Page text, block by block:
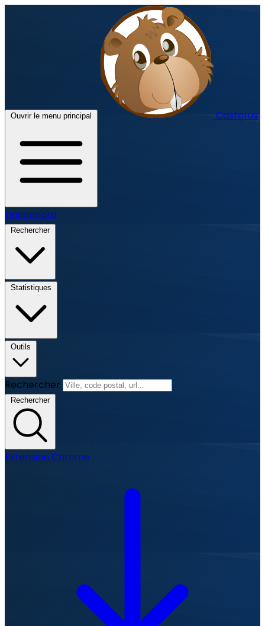
Ouvrir le menu principal Castorus
Dashboard
Rechercher
Statistiques
Outils
Rechercher
Rechercher
Extension Chrome